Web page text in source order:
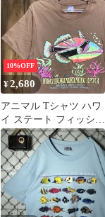
Tシャツ グレー L アメ
カジ 良品 ユーズド 古
着 アルスタイル■S3035
10%OFF
¥2,680
アニマル Tシャツ ハワ
イ ステート フィッシュ
フムフムヌクヌクアプ
アア サンゴ グラフィッ
ク 茶色 - 90s Mサイズ
古着 ビンテージ used
vintage p10/